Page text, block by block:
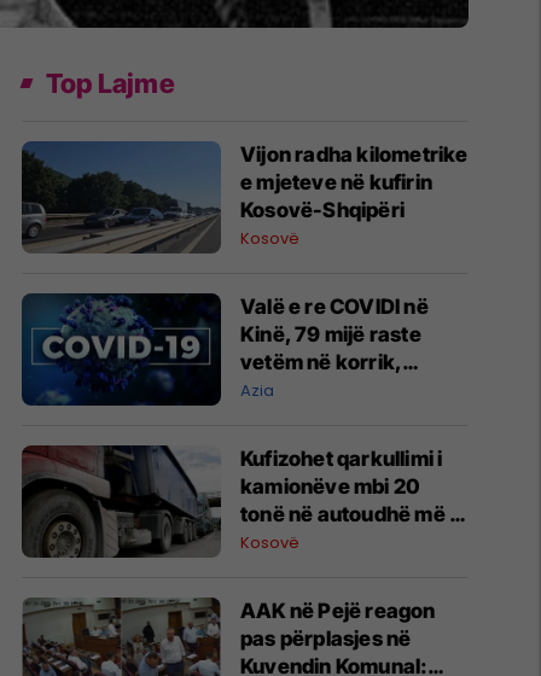
Top Lajme
​Vijon radha kilometrike
e mjeteve në kufirin
Kosovë-Shqipëri
Kosovë
Valë e re COVIDI në
Kinë, 79 mijë raste
vetëm në korrik,
autoritetet: Nuk ka
Azia
Kufizohet qarkullimi i
kamionëve mbi 20
tonë në autoudhë më 1
gusht
Kosovë
AAK në Pejë reagon
pas përplasjes në
Kuvendin Komunal: